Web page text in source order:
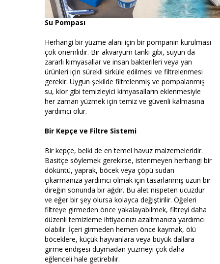
Su Pompası
Herhangi bir yüzme alanı için bir pompanın kurulması
çok önemlidir. Bir akvaryum tankı gibi, suyun da
zararlı kimyasallar ve insan bakterileri veya yan
ürünleri için sürekli sirküle edilmesi ve filtrelenmesi
gerekir. Uygun şekilde filtrelenmiş ve pompalanmış
su, klor gibi temizleyici kimyasalların eklenmesiyle
her zaman yüzmek için temiz ve güvenli kalmasına
yardımcı olur.
Bir Kepçe ve Filtre Sistemi
Bir kepçe, belki de en temel havuz malzemeleridir.
Basitçe söylemek gerekirse, istenmeyen herhangi bir
döküntü, yaprak, böcek veya çöpü sudan
çıkarmanıza yardımcı olmak için tasarlanmış uzun bir
direğin sonunda bir ağdır. Bu alet nispeten ucuzdur
ve eğer bir şey olursa kolayca değiştirilir. Öğeleri
filtreye girmeden önce yakalayabilmek, filtreyi daha
düzenli temizleme ihtiyacınızı azaltmanıza yardımcı
olabilir. İçeri girmeden hemen önce kaymak, ölü
böceklere, küçük hayvanlara veya büyük dallara
girme endişesi duymadan yüzmeyi çok daha
eğlenceli hale getirebilir.